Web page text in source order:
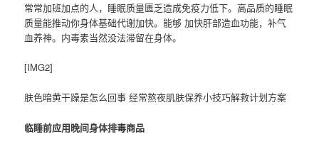
常常加班加点的人，睡眠质量匮乏造成免疫力低下。高品质的睡眠
质量能推动你身体基础代谢加快。能够 加快肝部造血功能，补气
血养神。内毒素当然没法滞留在身体。
[IMG2]
肤色暗黄干躁是怎么回事 经常熬夜肌肤保养小技巧解救计划方案
临睡前应用晚间身体排毒商品